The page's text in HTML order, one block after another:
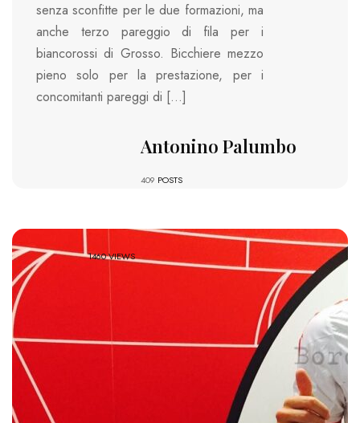
senza sconfitte per le due formazioni, ma
anche terzo pareggio di fila per i
biancorossi di Grosso. Bicchiere mezzo
pieno solo per la prestazione, per i
concomitanti pareggi di […]
Antonino Palumbo
409 POSTS
1460 VIEWS